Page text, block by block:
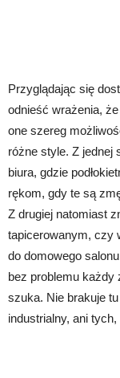
Przyglądając się
odnieść wrażenia, że
one szereg
różne style. Z jednej
biura, gdzie
rękom, gdy te są
Z drugiej natomiast
tapicerowanym, czy
do domowego
bez problemu każdy
szuka. Nie brakuje
industrialny, ani tych,